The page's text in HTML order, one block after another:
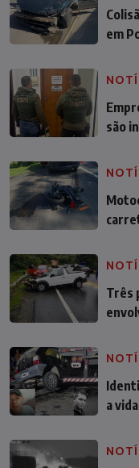
em
são
Três
a